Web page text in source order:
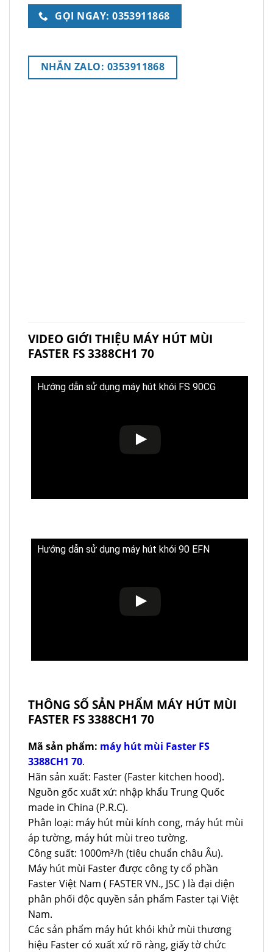
GỌI NGAY: 0353911868
NHẮN ZALO: 0353911868
VIDEO GIỚI THIỆU MÁY HÚT MÙI
FASTER FS 3388CH1 70
Hướng dẫn sử dụng máy hút khói FS 90CG
Hướng dẫn sử dụng máy hút khói 90 EFN
THÔNG SỐ SẢN PHẨM MÁY HÚT MÙI
FASTER FS 3388CH1 70
Mã sản phẩm: máy hút mùi Faster FS
3388CH1 70.
Hãn sản xuất: Faster (Faster kitchen hood).
Nguồn gốc xuất xứ: nhập khẩu Trung Quốc
made in China (P.R.C).
Phân loại: máy hút mùi kính cong, máy hút mùi
áp tường, máy hút mùi treo tường.
Công suất: 1000m³/h (tiêu chuẩn châu Âu).
Máy hút mùi Faster được công ty cổ phần
Faster Việt Nam ( FASTER VN., JSC ) là đại diện
phân phối độc quyền sản phẩm Faster tại Việt
Nam.
Các sản phẩm máy hút khói khử mùi thương
hiệu Faster có xuất xứ rõ ràng, giấy tờ chức